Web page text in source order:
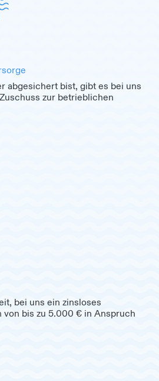
abgesichert bist, gibt es bei uns
zur betrieblichen
bei uns ein zinsloses
von bis zu 5.000 € in Anspruch